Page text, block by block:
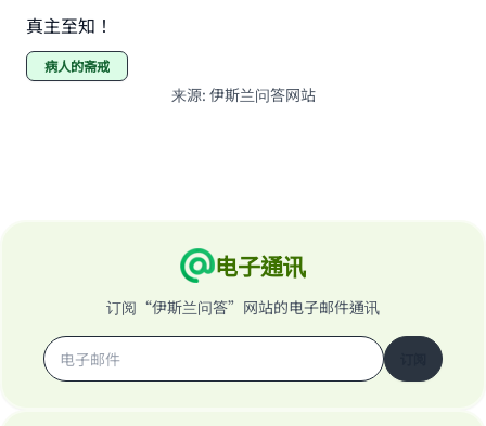
真主至知！
病人的斋戒
来源: 伊斯兰问答网站
电子通讯
订阅“伊斯兰问答”网站的电子邮件通讯